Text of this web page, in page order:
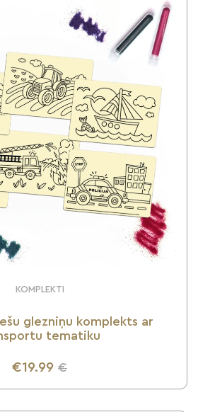
KOMPLEKTI
glezniņu komplekts ar
tematiku
€19.99 €
UZZINI VAIRĀK